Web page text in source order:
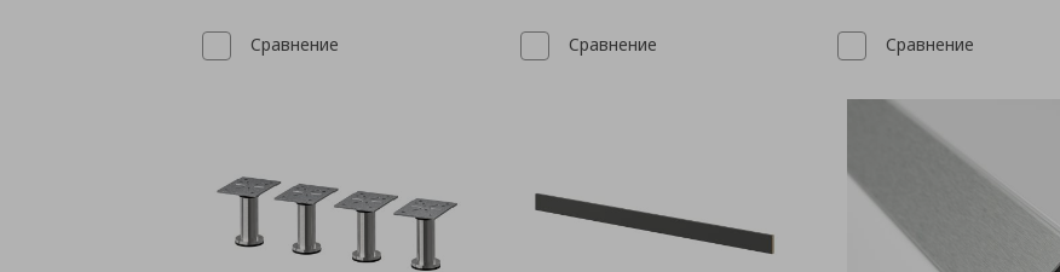
Сравнение Сравнение Сравнение